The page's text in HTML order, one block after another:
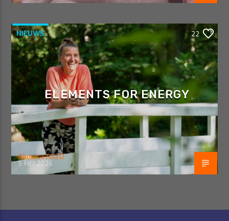
NIEUWS 22
ELEMENTS FOR ENERGY
Redactie RAZO
5 MEI 2026